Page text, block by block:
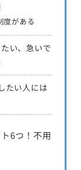
度がある
い、急いで
たい人には
6つ！不用